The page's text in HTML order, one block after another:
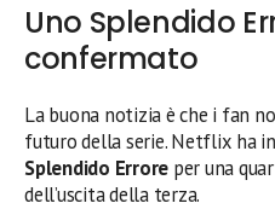
Uno Splendido
confermato
La buona notizia è che i fan
futuro della serie. Netflix ha
Splendido Errore per una
dell’uscita della terza.